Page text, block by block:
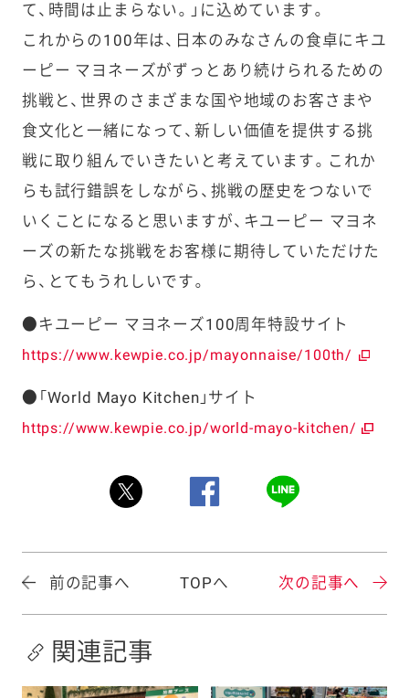
て、時間は止まらない。」に込めています。
これからの100年は、日本のみなさんの食卓にキユ
ーピー マヨネーズがずっとあり続けられるための
挑戦と、世界のさまざまな国や地域のお客さまや
食文化と一緒になって、新しい価値を提供する挑
戦に取り組んでいきたいと考えています。これか
らも試行錯誤をしながら、挑戦の歴史をつないで
いくことになると思いますが、キユーピー マヨネ
ーズの新たな挑戦をお客様に期待していただけた
ら、とてもうれしいです。
●キユーピー マヨネーズ100周年特設サイト
https://www.kewpie.co.jp/mayonnaise/100th/
●「World Mayo Kitchen」サイト
https://www.kewpie.co.jp/world-mayo-kitchen/
前の記事へ TOPへ 次の記事へ
関連記事